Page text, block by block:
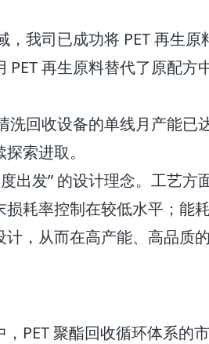
，我司已成功将 PET 再生
PET 再生原料替代了原配
洗回收设备的单线月产能已
索进取。
出发” 的设计理念。工艺
耗率控制在较低水平；能
，从而在高产能、高品质
PET 聚酯回收循环体系